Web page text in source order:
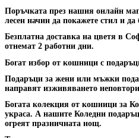
Поръчката през нашия онлайн
лесен начин да покажете стил и
Безплатна доставка на цветя в
отнемат 2 работни дни.
Богат избор от кошници с
Подаръци за жени или мъжки
направят изживяването
Богата колекция от кошници за
украса. А нашите Коледни
огреят празничната нощ.